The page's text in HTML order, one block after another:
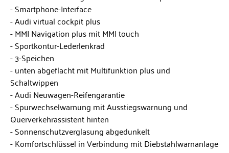
Smartphone-Interface
Audi virtual cockpit plus
MMI Navigation plus mit MMI touch
Sportkontur-Lederlenkrad
3-Speichen
unten abgeflacht mit Multifunktion plus und
Schaltwippen
Audi Neuwagen-Reifengarantie
Spurwechselwarnung mit Ausstiegswarnung und
Querverkehrassistent hinten
Sonnenschutzverglasung abgedunkelt
Komfortschlüssel in Verbindung mit Diebstahlwarnanlage